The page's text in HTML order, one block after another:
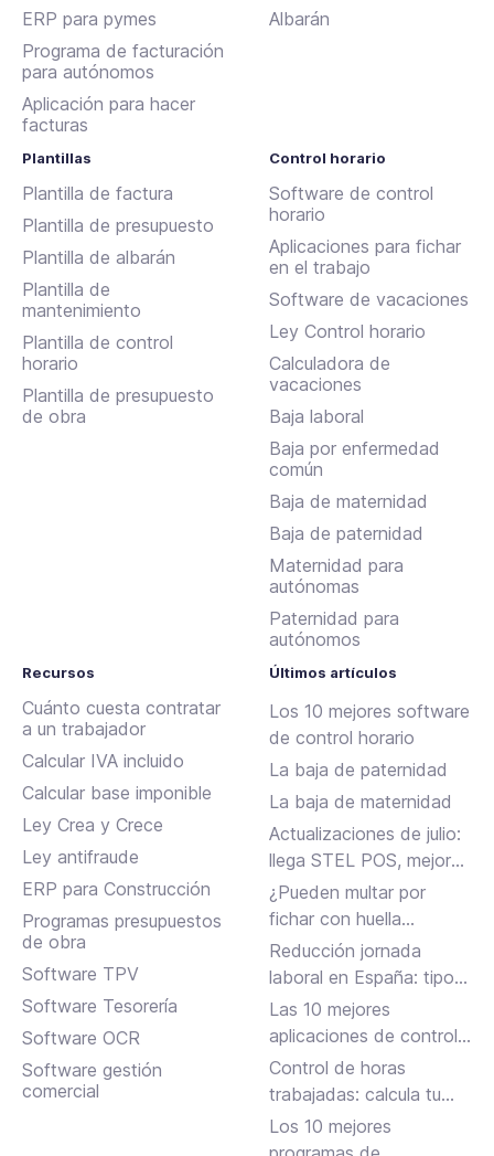
ERP para pymes
Programa de facturación
para autónomos
Aplicación para hacer
facturas
Albarán
Plantillas
Plantilla de factura
Plantilla de presupuesto
Plantilla de albarán
Plantilla de
mantenimiento
Plantilla de control
horario
Plantilla de presupuesto
de obra
Control horario
Software de control
horario
Aplicaciones para fichar
en el trabajo
Software de vacaciones
Ley Control horario
Calculadora de
vacaciones
Baja laboral
Baja por enfermedad
común
Baja de maternidad
Baja de paternidad
Maternidad para
autónomas
Paternidad para
autónomos
Recursos
Cuánto cuesta contratar
a un trabajador
Calcular IVA incluido
Calcular base imponible
Ley Crea y Crece
Ley antifraude
ERP para Construcción
Programas presupuestos
de obra
Software TPV
Software Tesorería
Software OCR
Software gestión
comercial
Últimos artículos
Los 10 mejores software
de control horario
La baja de paternidad
La baja de maternidad
Actualizaciones de julio:
llega STEL POS, mejoras
en Assistant, albaranes
en Inbox y más
¿Pueden multar por
fichar con huella
dactilar?
Reducción jornada
laboral en España: tipos,
requisitos y cómo
solicitarla
Las 10 mejores
aplicaciones de control
horario para fichar en el
trabajo
Control de horas
trabajadas: calcula tu
jornada laboral
Los 10 mejores